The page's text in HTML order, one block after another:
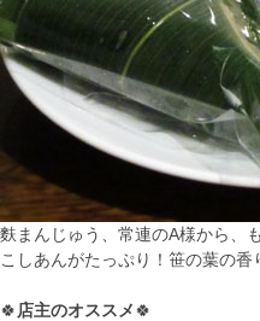
麩まんじゅう、常連のA様から、
こしあんがたっぷり！笹の葉の香
🍀 店主のオススメ🍀